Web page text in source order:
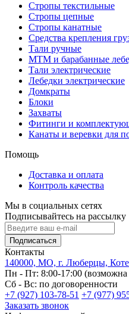
Стропы текстильные
Стропы цепные
Стропы канатные
Средства крепления
Тали ручные
МТМ и барабанные
Тали электрические
Лебедки электрические
Домкраты
Блоки
Захваты
Фитинги и
Канаты и веревки для
Помощь
Доставка и оплата
Контроль качества
Мы в социальных сетях
Подписывайтесь на рассылку
Подписаться
Контакты
140000, МО, г. Люберцы,
Пн - Пт: 8:00-17:00 (возможна
Сб - Вс: по договоренности
+7 (927) 103-78-51 +7 (977)
Заказать звонок